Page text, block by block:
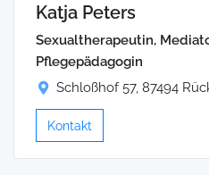
Katja Peters
Sexualth erapeutin,
Pflegepädagogin
Schloßhof 57, 87494
Kontakt